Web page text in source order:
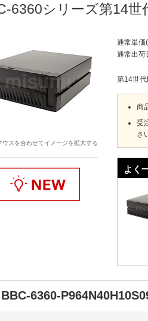
6360シリーズ第14
ウスを合わせてイメージを拡大する
通常単価
通常出荷
第14世代
商
受
さ
よく
BBC-6360-